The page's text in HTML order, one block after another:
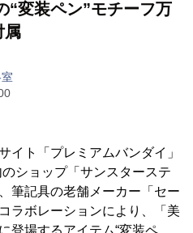
変装ペン”モチーフ万
属
イト「プレミアムバンダイ」
のショップ「サンスターステ
筆記具の老舗メーカー「セー
ラボレーションにより、「美
登場するアイテム“変装ペ